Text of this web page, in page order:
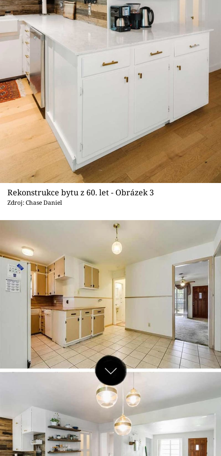
Rekonstrukce bytu z 60. let - Obrázek 3
Zdroj: Chase Daniel